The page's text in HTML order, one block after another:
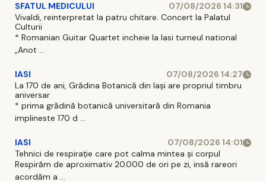
SFATUL MEDICULUI
07/08/2026 14:31
Vivaldi, reinterpretat la patru chitare. Concert la Palatul
Culturii
* Romanian Guitar Quartet incheie la Iasi turneul national
„Anot ...
IASI
07/08/2026 14:27
La 170 de ani, Grădina Botanică din Iași are propriul timbru
aniversar
* prima grădină botanică universitară din Romania
implineste 170 d ...
IASI
07/08/2026 14:01
Tehnici de respirație care pot calma mintea și corpul
Respirăm de aproximativ 20.000 de ori pe zi, insă rareori
acordăm a ...